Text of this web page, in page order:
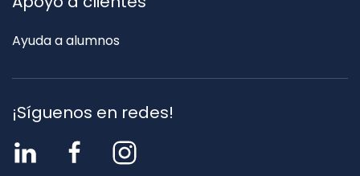
Ayuda a alumnos
¡Síguenos en redes!